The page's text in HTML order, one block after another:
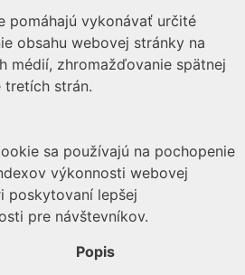
pomáhajú vykonávať určité
obsahu webovej stránky na
médií, zhromažďovanie spätnej
tretích strán.
sa používajú na pochopenie
výkonnosti webovej
poskytovaní lepšej
pre návštevníkov.
Popis